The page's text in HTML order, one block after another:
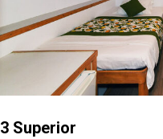
3 Superior